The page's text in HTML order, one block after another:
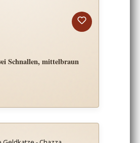
Schnallen, mittelbraun